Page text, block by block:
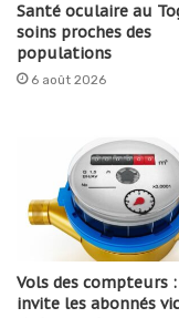
Santé oculaire au
soins proches des
populations
6 août 2026
Vols des compteurs
invite les abonnés